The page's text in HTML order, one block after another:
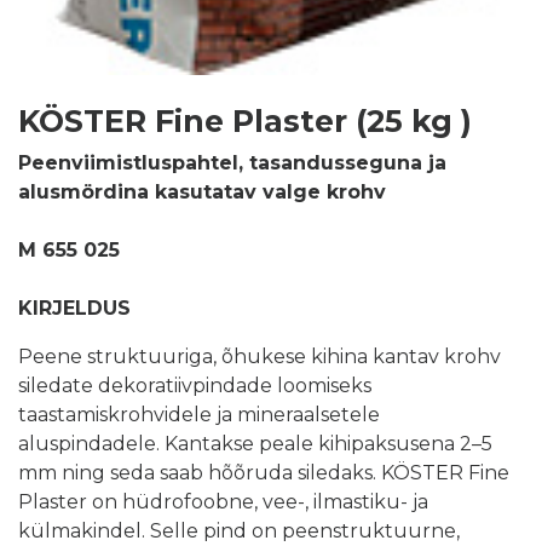
KÖSTER Fine Plaster (25 kg )
Peenviimistluspahtel, tasandusseguna ja
alusmördina kasutatav valge krohv
M 655 025
KIRJELDUS
Peene struktuuriga, õhukese kihina kantav krohv
siledate dekoratiivpindade loomiseks
taastamiskrohvidele ja mineraalsetele
aluspindadele. Kantakse peale kihipaksusena 2–5
mm ning seda saab hõõruda siledaks. KÖSTER Fine
Plaster on hüdrofoobne, vee-, ilmastiku- ja
külmakindel. Selle pind on peenstruktuurne,